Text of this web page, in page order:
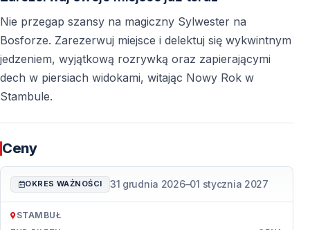
Nie przegap szansy na magiczny Sylwester na
Bosforze. Zarezerwuj miejsce i delektuj się wykwintnym
jedzeniem, wyjątkową rozrywką oraz zapierającymi
dech w piersiach widokami, witając Nowy Rok w
Stambule.
Ceny
OKRES WAŻNOŚCI 31 grudnia 2026–01 stycznia 2027
STAMBUŁ